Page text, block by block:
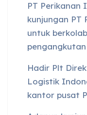
PT Perikanan
kunjungan PT
untuk
Hadir Plt
Logistik
kantor pusat